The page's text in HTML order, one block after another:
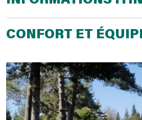
CONFORT ET